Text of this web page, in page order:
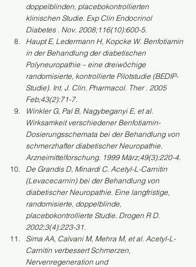
doppelblinden, placebokontrollierten
klinischen Studie. Exp Clin Endocrinol
Diabetes . Nov. 2008;116(10):600-5.
Haupt E, Ledermann H, Kopcke W. Benfotiamin
in der Behandlung der diabetischen
Polyneuropathie – eine dreiwöchige
randomisierte, kontrollierte Pilotstudie (BEDIP-
Studie). Int. J. Clin. Pharmacol. Ther . 2005
Feb;43(2):71-7.
Winkler G, Pal B, Nagybeganyi E, et al.
Wirksamkeit verschiedener Benfotiamin-
Dosierungsschemata bei der Behandlung von
schmerzhafter diabetischer Neuropathie.
Arzneimittelforschung. 1999 März;49(3):220-4.
De Grandis D, Minardi C. Acetyl-L-Carnitin
(Levacecarnin) bei der Behandlung von
diabetischer Neuropathie. Eine langfristige,
randomisierte, doppelblinde,
placebokontrollierte Studie. Drogen R D.
2002;3(4):223-31.
Sima AA, Calvani M, Mehra M, et al. Acetyl-L-
Carnitin verbessert Schmerzen,
Nervenregeneration und